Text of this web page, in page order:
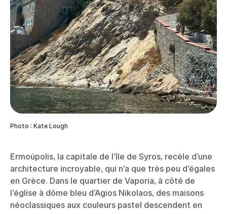
Photo : Kate Lough
Ermoúpolis, la capitale de l’île de Syros, recèle d’une
architecture incroyable, qui n’a que très peu d’égales
en Grèce. Dans le quartier de Vaporia, à côté de
l’église à dôme bleu d’Agios Nikolaos, des maisons
néoclassiques aux couleurs pastel descendent en